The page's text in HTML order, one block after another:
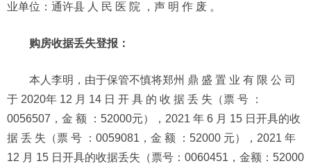
业单位：通许县 人 民 医 院 ，声 明 作 废 。
购房收据丢失登报：
本人李明，由于保管不慎将郑州 鼎 盛 置 业 有 限 公 司
于 2020年 12 月 14 日 开 具 的 收 据 丢 失（票 号 ：
0056507，金 额 ：52000元），2021 年 6 月 15 日开具的收
据 丢 失（票 号 ：0059081，金 额 ：52000 元），2021 年
12 月 15 日开具的收据丢失（票号：0060451，金额：52000